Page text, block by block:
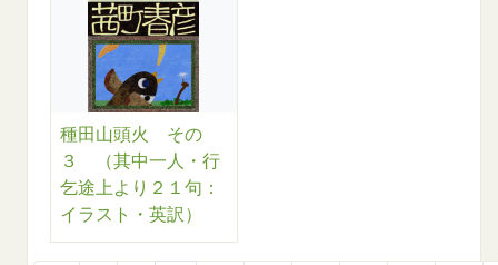
種田山頭火 その
３ （其中一人・行
乞途上より２１句：
イラスト・英訳）